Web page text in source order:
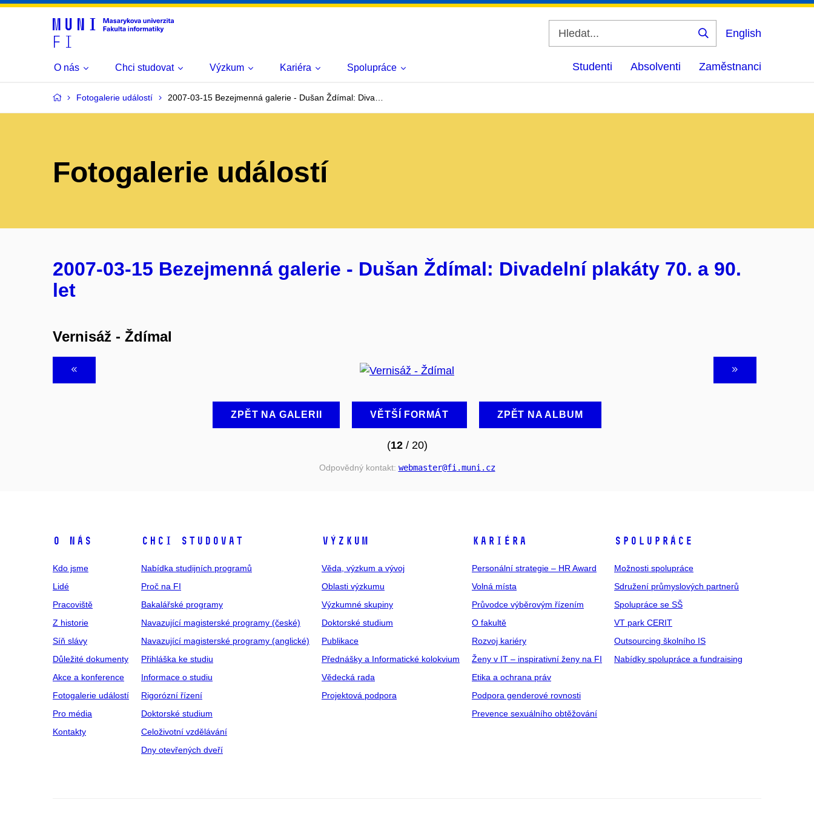
Vyhledat
English
O nás Chci studovat Výzkum Kariéra Spolupráce Studenti Absolventi Zaměstnanci
Fotogalerie událostí 2007-03-15 Bezejmenná galerie - Dušan Ždímal: Diva…
Fotogalerie událostí
2007-03-15 Bezejmenná galerie - Dušan Ždímal: Divadelní plakáty 70. a 90.
let
Vernisáž - Ždímal
ZPĚT NA GALERII VĚTŠÍ FORMÁT ZPĚT NA ALBUM
(12/ 20)
Odpovědný kontakt: webmaster@fi .muni .cz
O NÁS
Kdo jsme
Lidé
Pracoviště
Z historie
Síň slávy
Důležité dokumenty
Akce a konference
Fotogalerie událostí
Pro média
Kontakty
CHCI STUDOVAT
Nabídka studijních programů
Proč na FI
Bakalářské programy
Navazující magisterské programy (české)
Navazující magisterské programy (anglické)
Přihláška ke studiu
Informace o studiu
Rigorózní řízení
Doktorské studium
Celoživotní vzdělávání
Dny otevřených dveří
VÝZKUM
Věda, výzkum a vývoj
Oblasti výzkumu
Výzkumné skupiny
Doktorské studium
Publikace
Přednášky a Informatické kolokvium
Vědecká rada
Projektová podpora
KARIÉRA
Personální strategie – HR Award
Volná místa
Průvodce výběrovým řízením
O fakultě
Rozvoj kariéry
Ženy v IT – inspirativní ženy na FI
Etika a ochrana práv
Podpora genderové rovnosti
Prevence sexuálního obtěžování
SPOLUPRÁCE
Možnosti spolupráce
Sdružení průmyslových partnerů
Spolupráce se SŠ
VT park CERIT
Outsourcing školního IS
Nabídky spolupráce a fundraising